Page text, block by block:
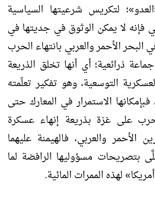
العدو»؛ لتكريس شرعيتها السياسية
فإنه لا يمكن الوثوق في جديتها في
البحر الأحمر والعربي بانتهاء الحرب
ذرائعية؛ أي أنها تخلق الذريعة
التوسعية، وهو تفكير تعلّمته
الاستمرار في المعارك حتى
على غزة بذريعة إنهاء عسكرة
الأحمر والعربي، فالهيمنة عليهما
بتصريحات مسؤوليها الرافضة لما
»لهذه الممرات المائية.